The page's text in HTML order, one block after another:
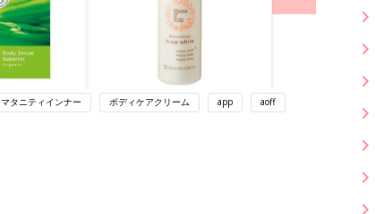
マタニティインナー ボディケアクリーム app aoff